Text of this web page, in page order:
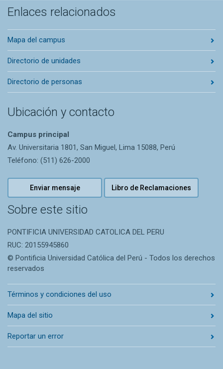
Enlaces relacionados
Mapa del campus
Directorio de unidades
Directorio de personas
Ubicación y contacto
Campus principal
Av. Universitaria 1801, San Miguel, Lima 15088, Perú
Teléfono: (511) 626-2000
Enviar mensaje Libro de Reclamaciones
Sobre este sitio
PONTIFICIA UNIVERSIDAD CATOLICA DEL PERU
RUC: 20155945860
© Pontificia Universidad Católica del Perú - Todos los derechos
reservados
Términos y condiciones del uso
Mapa del sitio
Reportar un error